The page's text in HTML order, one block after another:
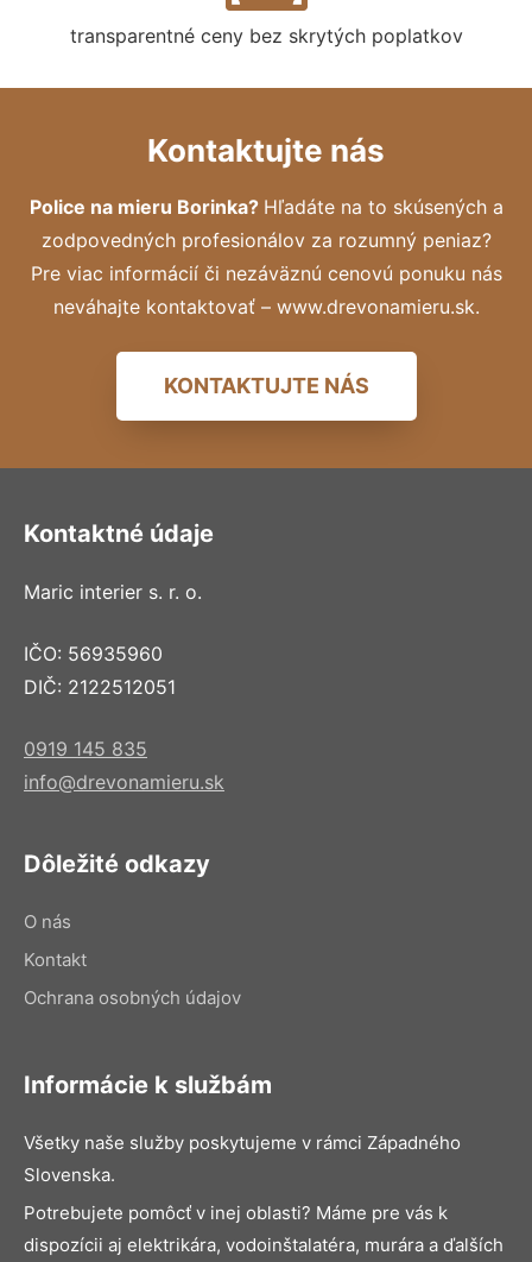
transparentné ceny bez skrytých poplatkov
Kontaktujte nás
Police na mieru Borinka? Hľadáte na to skúsených a
zodpovedných profesionálov za rozumný peniaz?
Pre viac informácií či nezáväznú cenovú ponuku nás
neváhajte kontaktovať – www.drevonamieru.sk.
KONTAKTUJTE NÁS
Kontaktné údaje
Maric interier s. r. o.
IČO: 56935960
DIČ: 2122512051
0919 145 835
info@drevonamieru.sk
Dôležité odkazy
O nás
Kontakt
Ochrana osobných údajov
Informácie k službám
Všetky naše služby poskytujeme v rámci Západného
Slovenska.
Potrebujete pomôcť v inej oblasti? Máme pre vás k
dispozícii aj elektrikára, vodoinštalatéra, murára a ďalších